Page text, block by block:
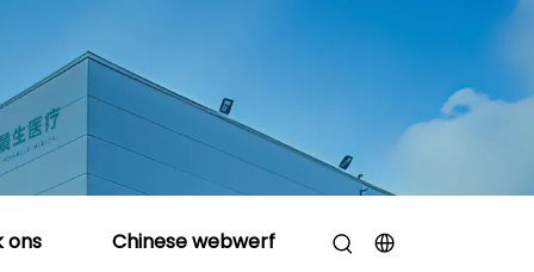
ons Chinese webwerf
weerstandige slang